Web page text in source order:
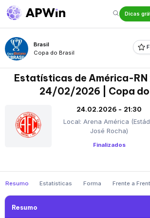
Dicas
Brasil
Copa do Brasil
Estatísticas de América-RN
24/02/2026 | Copa do
24.02.2026 - 21:30
Local: Arena América
José Rocha)
Finalizados
Resumo Estatísticas Forma Frente a
Resumo